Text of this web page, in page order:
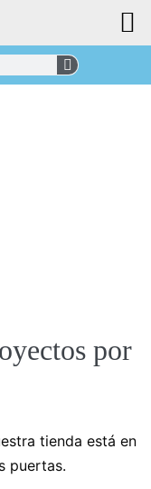
por
tienda está en
puertas.